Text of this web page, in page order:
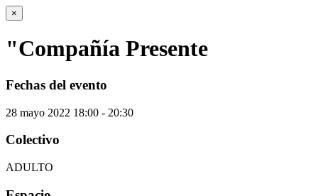
×
"Compañía Presente
Fechas del evento
28 mayo 2022 18:00 - 20:30
Colectivo
ADULTO